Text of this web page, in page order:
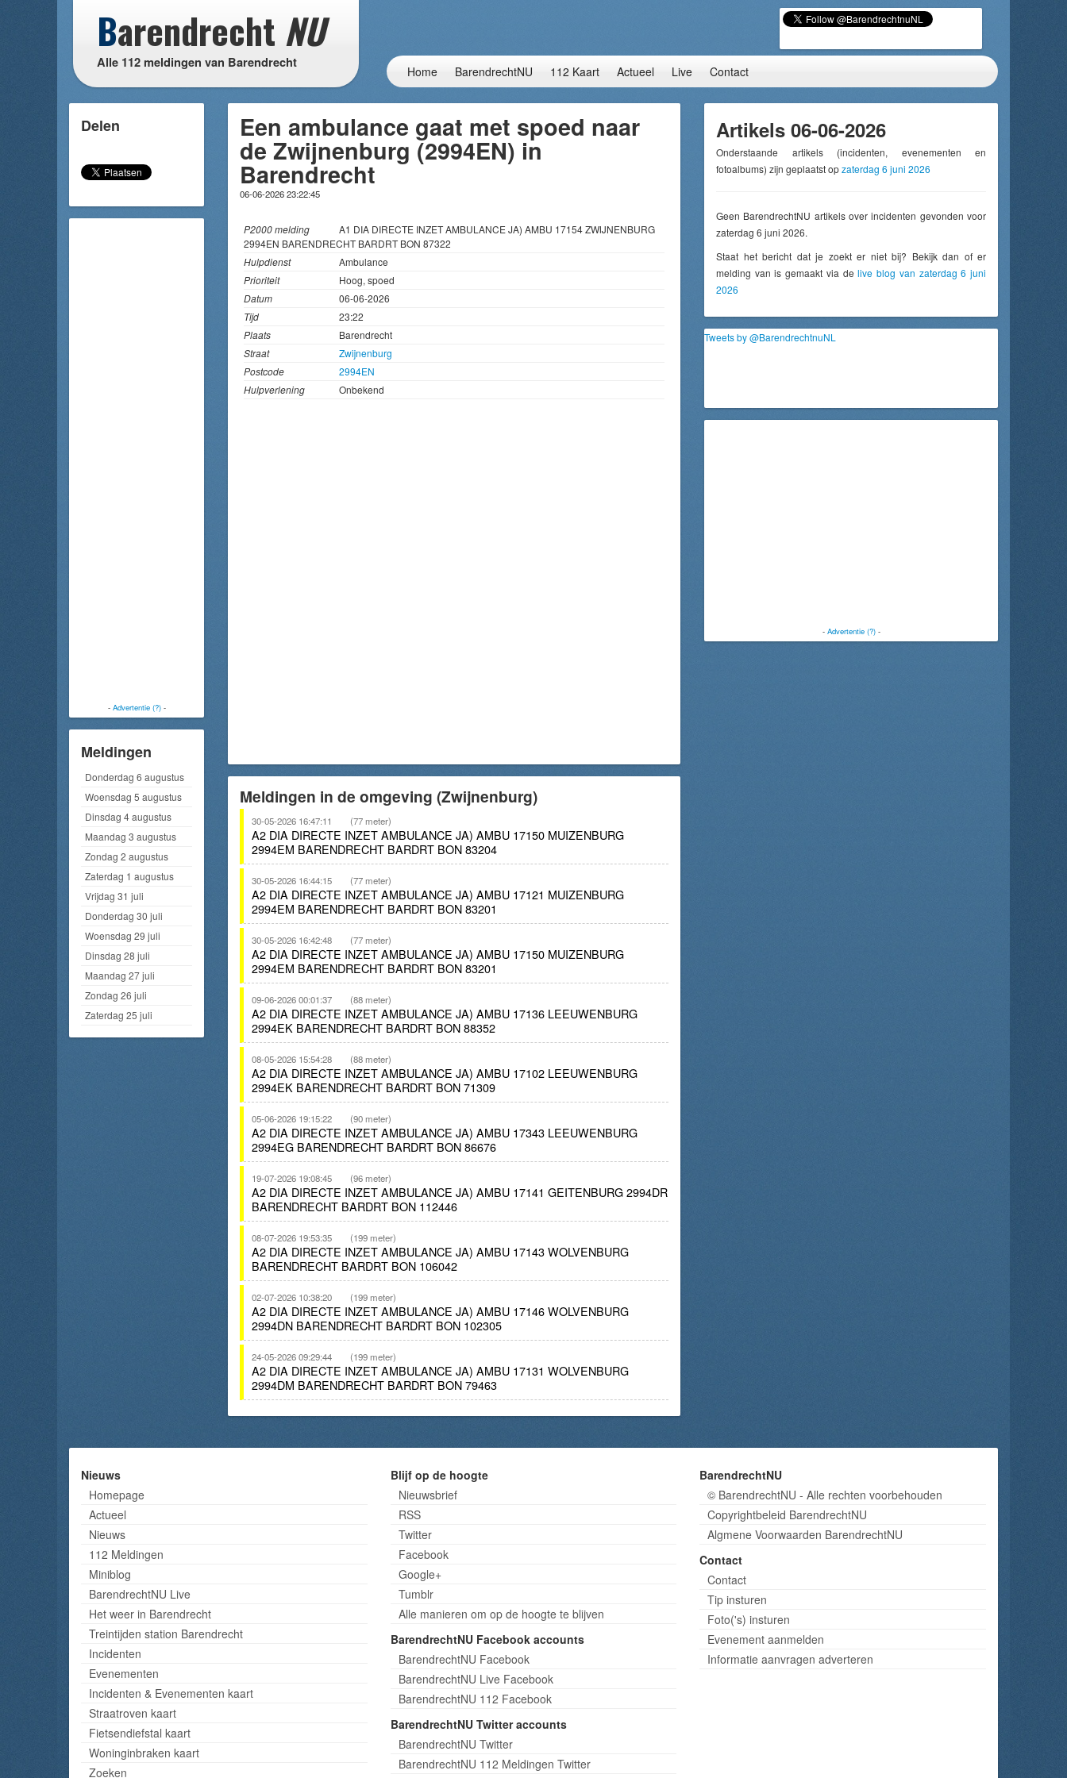
Barendrecht NU
Alle 112 meldingen van Barendrecht
Home BarendrechtNU 112 Kaart Actueel Live Contact
Delen
- Advertentie (?)-
Meldingen
Donderdag 6 augustus
Woensdag 5 augustus
Dinsdag 4 augustus
Maandag 3 augustus
Zondag 2 augustus
Zaterdag 1 augustus
Vrijdag 31 juli
Donderdag 30 juli
Woensdag 29 juli
Dinsdag 28 juli
Maandag 27 juli
Zondag 26 juli
Zaterdag 25 juli
Een ambulance gaat met spoed naar
de Zwijnenburg (2994EN) in
Barendrecht
06-06-2026 23:22:45
P2000 melding
A1 DIA DIRECTE INZET AMBULANCE JA) AMBU 17154 ZWIJNENBURG
2994EN BARENDRECHT BARDRT BON 87322
Hulpdienst
Ambulance
Prioriteit
Hoog, spoed
Datum
06-06-2026
Tijd
23:22
Plaats
Barendrecht
Straat
Zwijnenburg
Postcode
2994EN
Hulpverlening
Onbekend
Meldingen in de omgeving (Zwijnenburg)
30-05-2026 16:47:11 (77 meter)
A2 DIA DIRECTE INZET AMBULANCE JA) AMBU 17150 MUIZENBURG
2994EM BARENDRECHT BARDRT BON 83204
30-05-2026 16:44:15 (77 meter)
A2 DIA DIRECTE INZET AMBULANCE JA) AMBU 17121 MUIZENBURG
2994EM BARENDRECHT BARDRT BON 83201
30-05-2026 16:42:48 (77 meter)
A2 DIA DIRECTE INZET AMBULANCE JA) AMBU 17150 MUIZENBURG
2994EM BARENDRECHT BARDRT BON 83201
09-06-2026 00:01:37 (88 meter)
A2 DIA DIRECTE INZET AMBULANCE JA) AMBU 17136 LEEUWENBURG
2994EK BARENDRECHT BARDRT BON 88352
08-05-2026 15:54:28 (88 meter)
A2 DIA DIRECTE INZET AMBULANCE JA) AMBU 17102 LEEUWENBURG
2994EK BARENDRECHT BARDRT BON 71309
05-06-2026 19:15:22 (90 meter)
A2 DIA DIRECTE INZET AMBULANCE JA) AMBU 17343 LEEUWENBURG
2994EG BARENDRECHT BARDRT BON 86676
19-07-2026 19:08:45 (96 meter)
A2 DIA DIRECTE INZET AMBULANCE JA) AMBU 17141 GEITENBURG 2994DR
BARENDRECHT BARDRT BON 112446
08-07-2026 19:53:35 (199 meter)
A2 DIA DIRECTE INZET AMBULANCE JA) AMBU 17143 WOLVENBURG
BARENDRECHT BARDRT BON 106042
02-07-2026 10:38:20 (199 meter)
A2 DIA DIRECTE INZET AMBULANCE JA) AMBU 17146 WOLVENBURG
2994DN BARENDRECHT BARDRT BON 102305
24-05-2026 09:29:44 (199 meter)
A2 DIA DIRECTE INZET AMBULANCE JA) AMBU 17131 WOLVENBURG
2994DM BARENDRECHT BARDRT BON 79463
Artikels 06-06-2026
Onderstaande artikels (incidenten, evenementen en
fotoalbums) zijn geplaatst opzaterdag 6 juni 2026
Geen BarendrechtNU artikels over incidenten gevonden voor
zaterdag 6 juni 2026.
Staat het bericht dat je zoekt er niet bij? Bekijk dan of er
melding van is gemaakt via delive blog van zaterdag 6 juni
2026
Tweets by @BarendrechtnuNL
- Advertentie (?)-
Nieuws
Homepage
Actueel
Nieuws
112 Meldingen
Miniblog
BarendrechtNU Live
Het weer in Barendrecht
Treintijden station Barendrecht
Incidenten
Evenementen
Incidenten & Evenementen kaart
Straatroven kaart
Fietsendiefstal kaart
Woninginbraken kaart
Zoeken
Blijf op de hoogte
Nieuwsbrief
RSS
Twitter
Facebook
Google+
Tumblr
Alle manieren om op de hoogte te blijven
BarendrechtNU Facebook accounts
BarendrechtNU Facebook
BarendrechtNU Live Facebook
BarendrechtNU 112 Facebook
BarendrechtNU Twitter accounts
BarendrechtNU Twitter
BarendrechtNU 112 Meldingen Twitter
BarendrechtNU
© BarendrechtNU - Alle rechten voorbehouden
Copyrightbeleid BarendrechtNU
Algmene Voorwaarden BarendrechtNU
Contact
Contact
Tip insturen
Foto('s) insturen
Evenement aanmelden
Informatie aanvragen adverteren